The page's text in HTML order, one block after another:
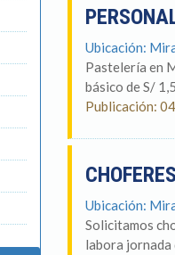
Ubicación:
Pastelería en
básico de S/
Publicación:
Ubicación:
Solicitamos
labora jornada